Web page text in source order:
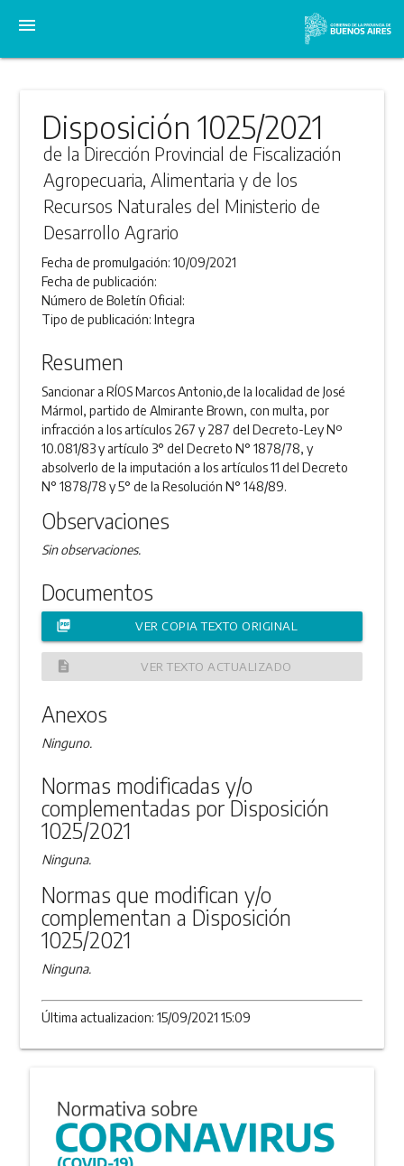
menu
Disposición 1025/2021
de la Dirección Provincial de Fiscalización
Agropecuaria, Alimentaria y de los
Recursos Naturales del Ministerio de
Desarrollo Agrario
Fecha de promulgación:10/09/2021
Fecha de publicación:
Número de Boletín Oficial:
Tipo de publicación:Integra
Resumen
Sancionar a RÍOS Marcos Antonio,de la localidad de José
Mármol, partido de Almirante Brown, con multa, por
infracción a los artículos 267 y 287 del Decreto-Ley Nº
10.081/83 y artículo 3° del Decreto N° 1878/78, y
absolverlo de la imputación a los artículos 11 del Decreto
N° 1878/78 y 5° de la Resolución N° 148/89.
Observaciones
Sin observaciones.
Documentos
picture_as_pdf VER COPIA TEXTO ORIGINAL
description VER TEXTO ACTUALIZADO
Anexos
Ninguno.
Normas modificadas y/o
complementadas por Disposición
1025/2021
Ninguna.
Normas que modifican y/o
complementan a Disposición
1025/2021
Ninguna.
Última actualizacion: 15/09/2021 15:09